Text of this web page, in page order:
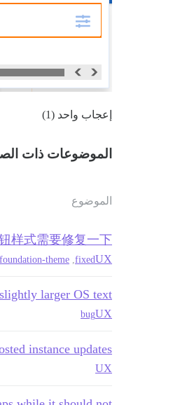
إعجاب واحد (1)
الموضوعات ذات
الموضوع
样式需要修复一下
UX
fixed
foundation-theme
larger OS text
UX
bug
instance updates?
UX